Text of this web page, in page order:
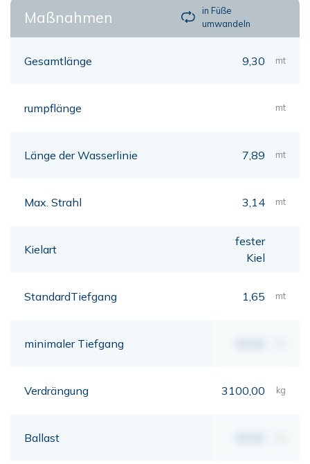
Maßnahmen
in Füße
umwandeln
Gesamtlänge 9,30 mt
rumpflänge mt
Länge der Wasserlinie 7,89 mt
Max. Strahl 3,14 mt
Kielart
fester
Kiel
StandardTiefgang 1,65 mt
minimaler Tiefgang
Verdrängung 3100,00 kg
Ballast